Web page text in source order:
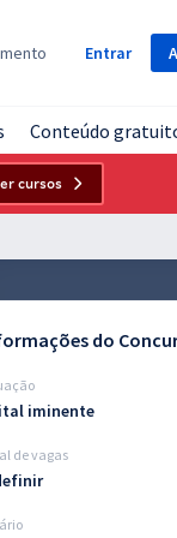
Entrar
Conteúdo
cursos
do
iminente
de vagas